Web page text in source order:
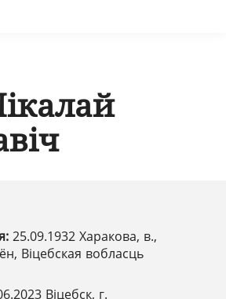
25.09.1932 Харакова, в.,
Віцебская вобласць
Віцебск, г.